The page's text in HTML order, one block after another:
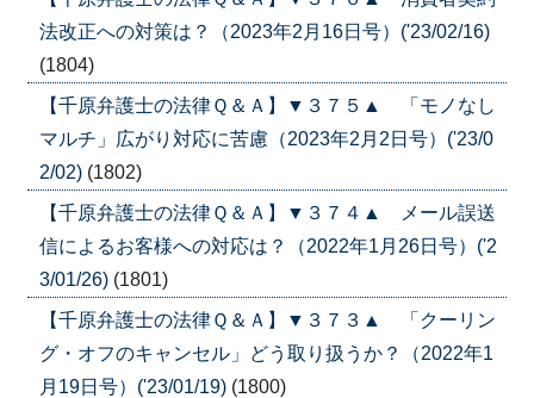
法改正への対策は？（2023年2月16日号）('23/02/16)
(1804)
【千原弁護士の法律Ｑ＆Ａ】▼３７５▲ 「モノなし
マルチ」広がり対応に苦慮（2023年2月2日号）('23/0
2/02) (1802)
【千原弁護士の法律Ｑ＆Ａ】▼３７４▲ メール誤送
信によるお客様への対応は？（2022年1月26日号）('2
3/01/26) (1801)
【千原弁護士の法律Ｑ＆Ａ】▼３７３▲ 「クーリン
グ・オフのキャンセル」どう取り扱うか？（2022年1
月19日号）('23/01/19) (1800)